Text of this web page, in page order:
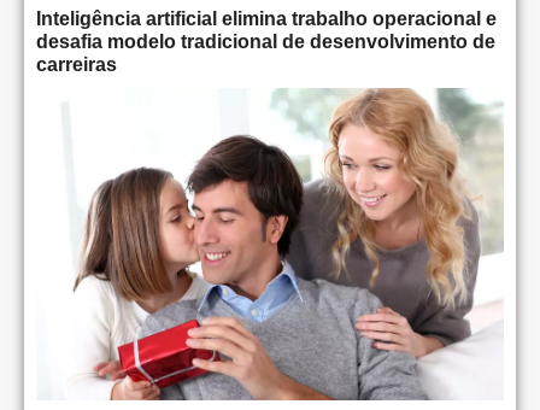
Inteligência artificial elimina trabalho operacional e
desafia modelo tradicional de desenvolvimento de
carreiras